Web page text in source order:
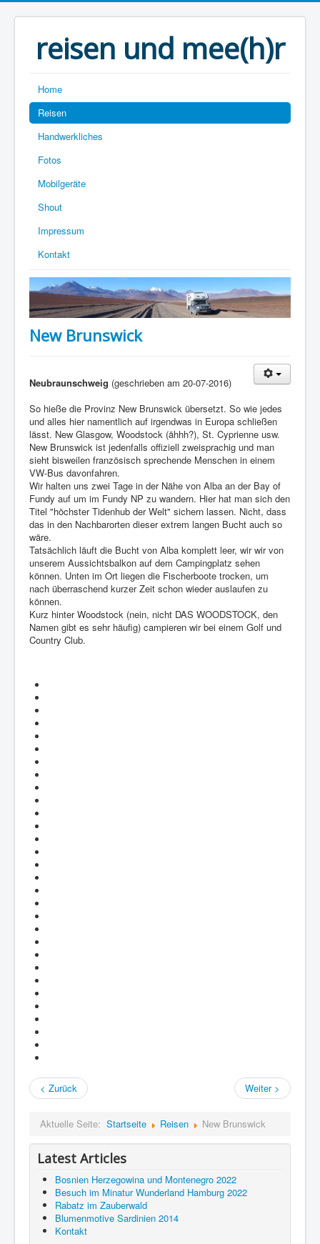
reisen und mee(h)r
Home
Reisen
Handwerkliches
Fotos
Mobilgeräte
Shout
Impressum
Kontakt
New Brunswick
Neubraunschweig (geschrieben am 20-07-2016)
So hieße die Provinz New Brunswick übersetzt. So wie jedes
und alles hier namentlich auf irgendwas in Europa schließen
lässt. New Glasgow, Woodstock (ähhh?), St. Cyprienne usw.
New Brunswick ist jedenfalls offiziell zweisprachig und man
sieht bisweilen französisch sprechende Menschen in einem
VW-Bus davonfahren.
Wir halten uns zwei Tage in der Nähe von Alba an der Bay of
Fundy auf um im Fundy NP zu wandern. Hier hat man sich den
Titel "höchster Tidenhub der Welt" sichern lassen. Nicht, dass
das in den Nachbarorten dieser extrem langen Bucht auch so
wäre.
Tatsächlich läuft die Bucht von Alba komplett leer, wir wir von
unserem Aussichtsbalkon auf dem Campingplatz sehen
können. Unten im Ort liegen die Fischerboote trocken, um
nach überraschend kurzer Zeit schon wieder auslaufen zu
können.
Kurz hinter Woodstock (nein, nicht DAS WOODSTOCK, den
Namen gibt es sehr häufig) campieren wir bei einem Golf und
Country Club.
< Zurück Weiter >
Aktuelle Seite: Startseite Reisen New Brunswick
Latest Articles
Bosnien Herzegowina und Montenegro 2022
Besuch im Minatur Wunderland Hamburg 2022
Rabatz im Zauberwald
Blumenmotive Sardinien 2014
Kontakt